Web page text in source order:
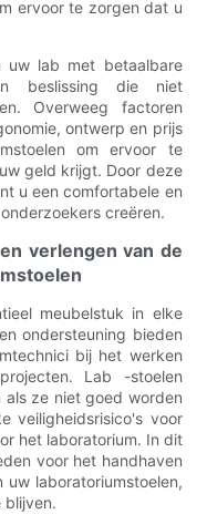
ervoor te zorgen dat u
uw lab met betaalbare
beslissing die niet
Overweeg factoren
ontwerp en prijs
om ervoor te
geld krijgt. Door deze
u een comfortabele en
creëren.
verlengen van de
meubelstuk in elke
ondersteuning bieden
bij het werken
Lab -stoelen
ze niet goed worden
veiligheidsrisico's voor
het laboratorium. In dit
voor het handhaven
laboratoriumstoelen,
blijven.